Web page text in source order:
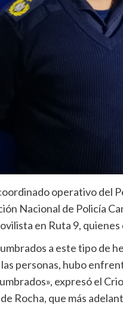
operativo del
Nacional de Policía
en Ruta 9,
a este tipo de
personas, hubo
expresó el
Rocha, que más